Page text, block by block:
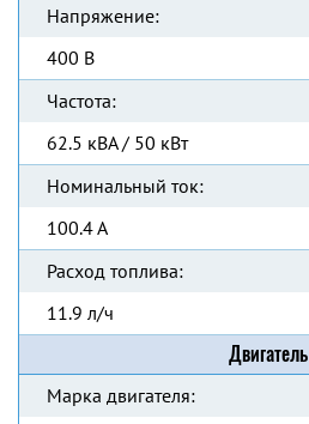
Напряжение:
400 В
Частота:
62.5 кВА / 50 кВт
Номинальный ток:
100.4 А
Расход топлива:
11.9 л/ч
Двигатель
Марка двигателя: